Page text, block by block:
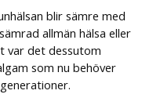
blir sämre med
allmän hälsa eller
var det dessutom
som nu behöver